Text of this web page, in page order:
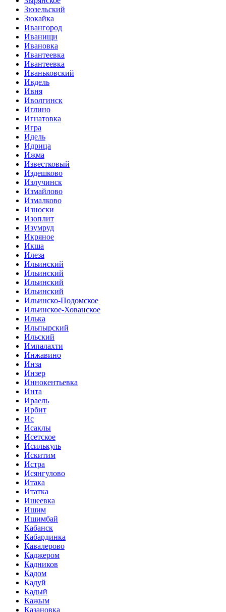
Зюзельский
Зюкайка
Ивангород
Иванищи
Ивановка
Ивантеевка
Ивантеевка
Иваньковский
Ивдель
Ивня
Иволгинск
Иглино
Игнатовка
Игра
Идель
Идрица
Ижма
Известковый
Издешково
Излучинск
Измайлово
Измалково
Износки
Изоплит
Изумруд
Икряное
Икша
Илеза
Ильинский
Ильинский
Ильинский
Ильинский
Ильинско-Подомское
Ильинское-Хованское
Илька
Ильпырский
Ильский
Импалахти
Инжавино
Инза
Инзер
Иннокентьевка
Инта
Ираель
Ирбит
Ис
Исаклы
Исетское
Исилькуль
Искитим
Истра
Исянгулово
Итака
Итатка
Ишеевка
Ишим
Ишимбай
Кабанск
Кабардинка
Кавалерово
Каджером
Кадников
Кадом
Кадуй
Кадый
Кажым
Казановка